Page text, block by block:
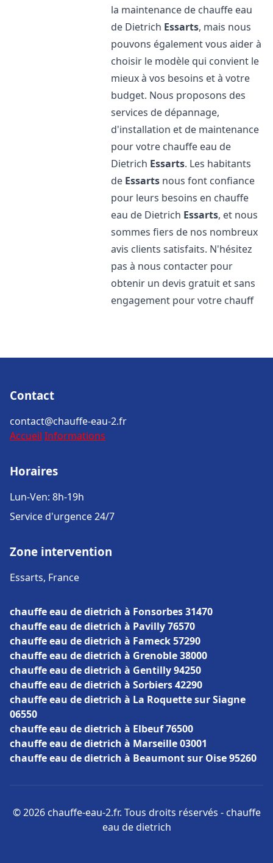
la maintenance de chauffe eau
de Dietrich Essarts, mais nous
pouvons également vous aider à
choisir le modèle qui convient le
mieux à vos besoins et à votre
budget. Nous proposons des
services de dépannage,
d'installation et de maintenance
pour votre chauffe eau de
Dietrich Essarts. Les habitants
de Essarts nous font confiance
pour leurs besoins en chauffe
eau de Dietrich Essarts, et nous
sommes fiers de nos nombreux
avis clients satisfaits. N'hésitez
pas à nous contacter pour
obtenir un devis gratuit et sans
engagement pour votre chauff
Contact
contact@chauffe-eau-2.fr
Accueil Informations
Horaires
Lun-Ven: 8h-19h
Service d'urgence 24/7
Zone intervention
Essarts, France
chauffe eau de dietrich à Fonsorbes 31470
chauffe eau de dietrich à Pavilly 76570
chauffe eau de dietrich à Fameck 57290
chauffe eau de dietrich à Grenoble 38000
chauffe eau de dietrich à Gentilly 94250
chauffe eau de dietrich à Sorbiers 42290
chauffe eau de dietrich à La Roquette sur Siagne
06550
chauffe eau de dietrich à Elbeuf 76500
chauffe eau de dietrich à Marseille 03001
chauffe eau de dietrich à Beaumont sur Oise 95260
© 2026 chauffe-eau-2.fr. Tous droits réservés - chauffe
eau de dietrich